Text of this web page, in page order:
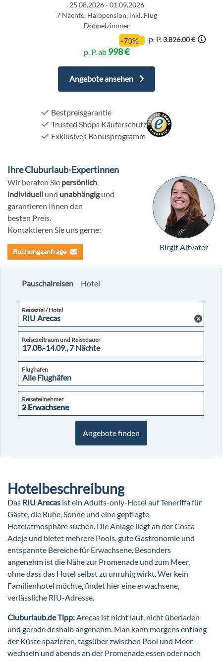
25.08.2026 - 01.09.2026
7 Nächte, Halbpension, inkl. Flug
Doppelzimmer
-73% p. P.3.826,00 €
p. P. ab 998 €
Angebote ansehen
Bestpreisgarantie
Trusted Shops Käuferschutz
Exklusives Bonusprogramm
Ihre Cluburlaub-Expertinnen
Wir beraten Sie persönlich,
individuell und unabhängigund
garantieren Ihnen den
besten Preis.
Kontaktieren Sie uns gerne:
Buchungsanfrage Birgit Altvater
Pauschalreisen Hotel
Reiseziel / Hotel
Reisezeitraum und Reisedauer
Flughafen
Reiseteilnehmer
2 Erwachsene
2 Erwachsene
Angebote finden
Hotelbeschreibung
Das RIU Arecas ist ein Adults-only-Hotel auf Teneriffa für
Gäste, die Ruhe, Sonne und eine gepflegte
Hotelatmosphäre suchen. Die Anlage liegt an der Costa
Adeje und bietet mehrere Pools, gute Gastronomie und
entspannte Bereiche für Erwachsene. Besonders
angenehm ist die Nähe zur Promenade und zum Meer,
ohne dass das Hotel selbst zu unruhig wirkt. Wer kein
Familienhotel möchte, findet hier eine erwachsene,
verlässliche RIU-Adresse.
Cluburlaub.de Tipp:Arecas ist nicht laut, nicht überladen
und gerade deshalb angenehm. Man kann morgens entlang
der Küste spazieren, tagsüber zwischen Pool und Meer
wechseln und abends an der Promenade essen oder noch